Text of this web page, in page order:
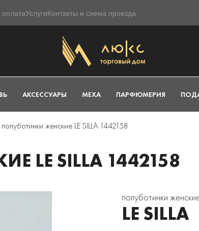
оплатаУслугиКонтакты и схема проезда
АКСЕССУАРЫ МЕХА ПАРФЮМЕРИЯ
полуботинки женские LE SILLA 1442158
LE SILLA 1442158
полуботинки
LE SILLA